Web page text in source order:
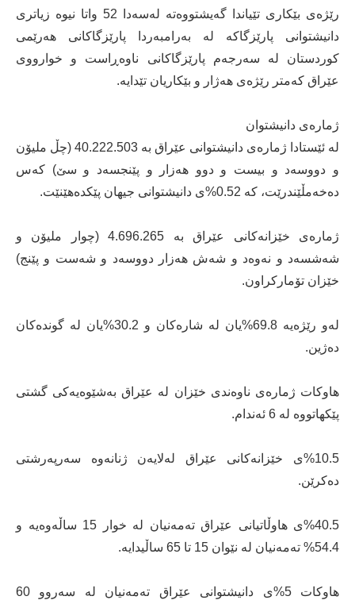
رێژەی بێكاری تێیاندا گەیشتووەتە لەسەدا 52 واتا نیوە زیاتری
دانیشتوانی پارێزگاكە لە بەرامبەردا پارێزگاكانی هەرێمی
كوردستان لە سەرجەم پارێزگاكانی ناوەڕاست و خوارووی
عێراق كەمتر رێژەی هەژار و بێكاریان تێدایە.
ژمارەی دانیشتوان
لە ئێستادا ژمارەی دانیشتوانی عێراق بە 40.222.503 (چڵ ملیۆن
و دووسەد و بیست و دوو هەزار و پێنجسەد و سێ‌) كەس
دەخەمڵێندرێت، كە 0.52%ی دانیشتوانی جیهان پێكدەهێنێت.
ژمارەی خێزانەكانی عێراق بە 4.696.265 (چوار ملیۆن و
شەشسەد و نەوەد و شەش هەزار دووسەد و شەست و پێنج)
خێزان تۆماركراون.
لەو رێژەیە 69.8%یان لە شارەكان و 30.2%یان لە گوندەكان
دەژین.
هاوكات ژمارەی ناوەندی خێزان لە عێراق بەشێوەیەكی گشتی
پێكهاتووە لە 6 ئەندام.
%10.5ی خێزانەكانی عێراق لەلایەن ژنانەوە سەرپەرشتی
دەكرێن.
%40.5ی هاوڵاتیانی عێراق تەمەنیان لە خوار 15 ساڵەوەیە و
54.4% تەمەنیان لە نێوان 15 تا 65 ساڵیدایە.
هاوكات 5%ی دانیشتوانی عێراق تەمەنیان لە سەروو 60